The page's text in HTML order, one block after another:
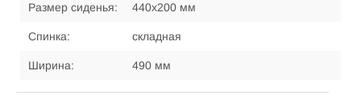
Размер сиденья: 440х200 мм
Спинка: складная
Ширина: 490 мм